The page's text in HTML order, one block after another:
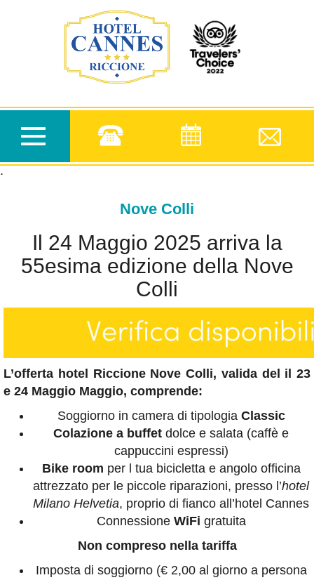
Toggle
.
Nove Colli
Il 24 Maggio 2025 arriva la
55esima edizione della Nove
Colli
L’offerta hotel Riccione Nove Colli, valida del il 23
e 24 Maggio Maggio, comprende:
Soggiorno in camera di tipologia Classic
Colazione a buffet dolce e salata (caffè e
cappuccini espressi)
Bike room per l tua bicicletta e angolo officina
attrezzato per le piccole riparazioni, presso l’hotel
Milano Helvetia, proprio di fianco all’hotel Cannes
Connessione WiFi gratuita
Non compreso nella tariffa
Imposta di soggiorno (€ 2,00 al giorno a persona